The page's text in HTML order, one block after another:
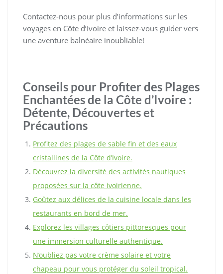
Contactez-nous pour plus d’informations sur les
voyages en Côte d’Ivoire et laissez-vous guider vers
une aventure balnéaire inoubliable!
Conseils pour Profiter des Plages
Enchantées de la Côte d’Ivoire :
Détente, Découvertes et
Précautions
Profitez des plages de sable fin et des eaux
cristallines de la Côte d’Ivoire.
Découvrez la diversité des activités nautiques
proposées sur la côte ivoirienne.
Goûtez aux délices de la cuisine locale dans les
restaurants en bord de mer.
Explorez les villages côtiers pittoresques pour
une immersion culturelle authentique.
N’oubliez pas votre crème solaire et votre
chapeau pour vous protéger du soleil tropical.